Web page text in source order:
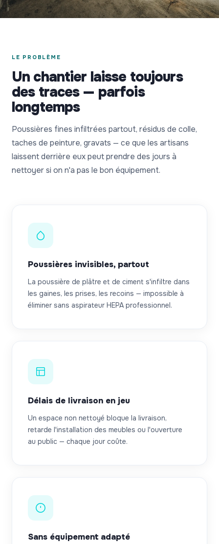
LE PROBLÈME
Un chantier laisse toujours
des traces — parfois
longtemps
Poussières fines infiltrées partout, résidus de colle,
taches de peinture, gravats — ce que les artisans
laissent derrière eux peut prendre des jours à
nettoyer si on n'a pas le bon équipement.
Poussières invisibles, partout
La poussière de plâtre et de ciment s'infiltre dans
les gaines, les prises, les recoins — impossible à
éliminer sans aspirateur HEPA professionnel.
Délais de livraison en jeu
Un espace non nettoyé bloque la livraison,
retarde l'installation des meubles ou l'ouverture
au public — chaque jour coûte.
Sans équipement adapté